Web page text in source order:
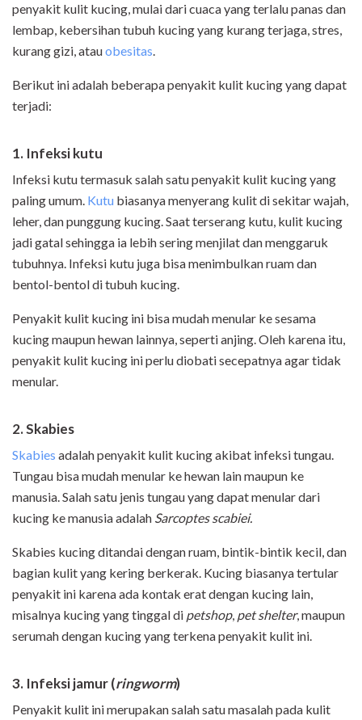
penyakit kulit kucing, mulai dari cuaca yang terlalu panas dan
lembap, kebersihan tubuh kucing yang kurang terjaga, stres,
kurang gizi, atauobesitas.
Berikut ini adalah beberapa penyakit kulit kucing yang dapat
terjadi:
1. Infeksi kutu
Infeksi kutu termasuk salah satu penyakit kulit kucing yang
paling umum. Kutu biasanya menyerang kulit di sekitar wajah,
leher, dan punggung kucing. Saat terserang kutu, kulit kucing
jadi gatal sehingga ia lebih sering menjilat dan menggaruk
tubuhnya. Infeksi kutu juga bisa menimbulkan ruam dan
bentol-bentol di tubuh kucing.
Penyakit kulit kucing ini bisa mudah menular ke sesama
kucing maupun hewan lainnya, seperti anjing. Oleh karena itu,
penyakit kulit kucing ini perlu diobati secepatnya agar tidak
menular.
2. Skabies
Skabies adalah penyakit kulit kucing akibat infeksi tungau.
Tungau bisa mudah menular ke hewan lain maupun ke
manusia. Salah satu jenis tungau yang dapat menular dari
kucing ke manusia adalah Sarcoptes scabiei.
Skabies kucing ditandai dengan ruam, bintik-bintik kecil, dan
bagian kulit yang kering berkerak. Kucing biasanya tertular
penyakit ini karena ada kontak erat dengan kucing lain,
misalnya kucing yang tinggal di petshop, pet shelter, maupun
serumah dengan kucing yang terkena penyakit kulit ini.
3. Infeksi jamur (ringworm)
Penyakit kulit ini merupakan salah satu masalah pada kulit